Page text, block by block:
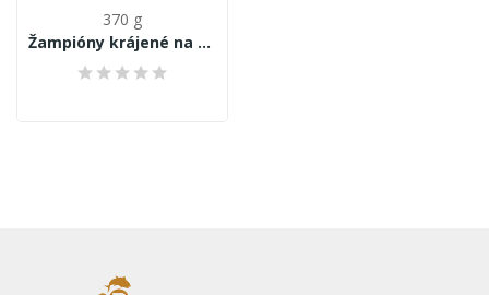
370 g
Žampióny krájené na plátky „nízkokalorické” 370g